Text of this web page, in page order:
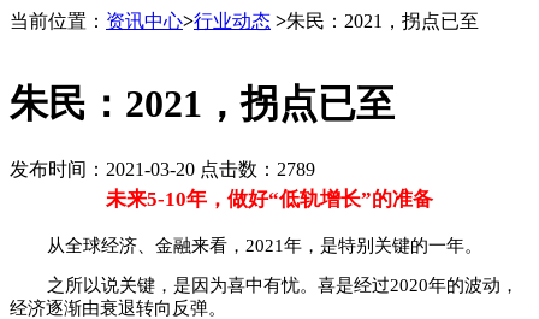
当前位置： 资讯中心>行业动态 >朱民：2021，拐点已至
朱民：2021，拐点已至
发布时间：2021-03-20 点击数：2789
未来5-10年，做好“低轨增长”的准备
从全球经济、金融来看，2021年，是特别关键的一年。
之所以说关键，是因为喜中有忧。喜是经过2020年的波动，
经济逐渐由衰退转向反弹。